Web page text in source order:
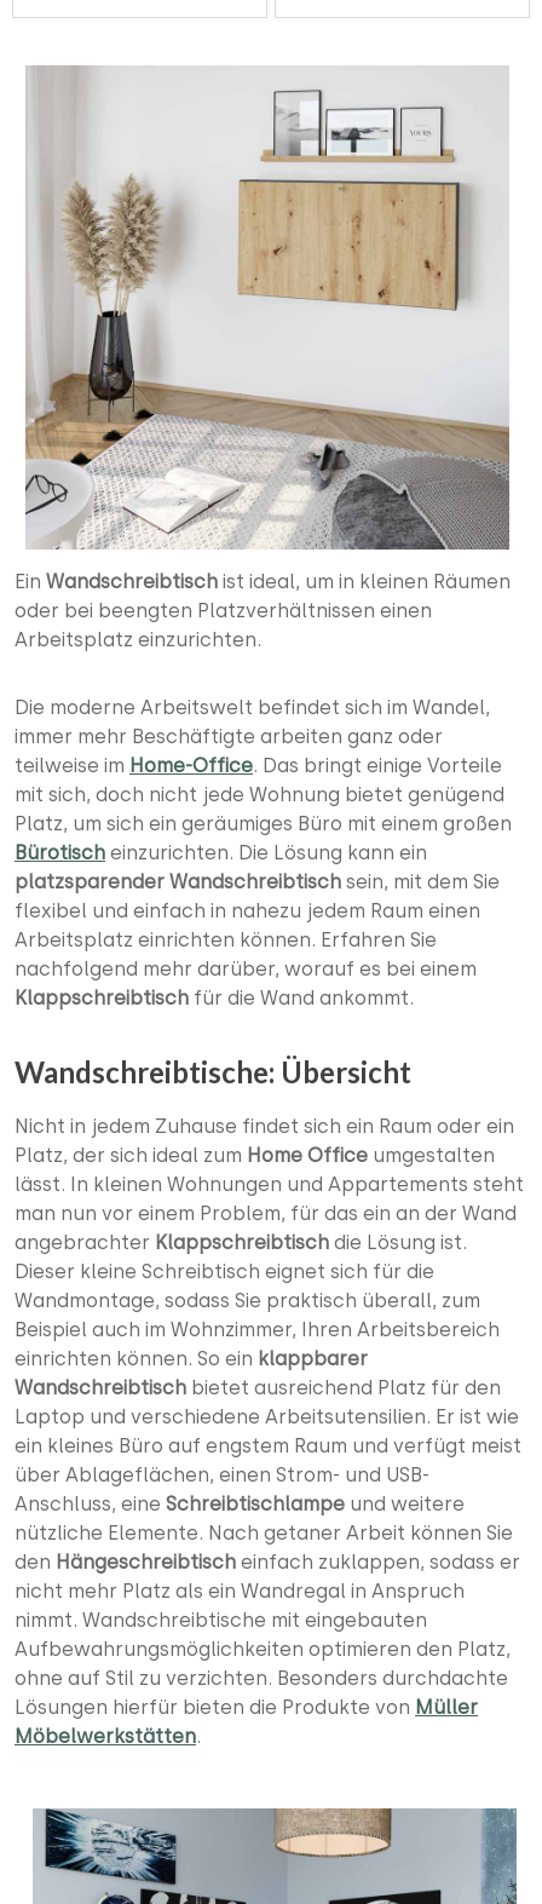
Ein Wandschreibtisch ist ideal, um in kleinen Räumen
oder bei beengten Platzverhältnissen einen
Arbeitsplatz einzurichten.
Die moderne Arbeitswelt befindet sich im Wandel,
immer mehr Beschäftigte arbeiten ganz oder
teilweise im Home-Office. Das bringt einige Vorteile
mit sich, doch nicht jede Wohnung bietet genügend
Platz, um sich ein geräumiges Büro mit einem großen
Bürotisch einzurichten. Die Lösung kann ein
platzsparender Wandschreibtisch sein, mit dem Sie
flexibel und einfach in nahezu jedem Raum einen
Arbeitsplatz einrichten können. Erfahren Sie
nachfolgend mehr darüber, worauf es bei einem
Klappschreibtisch für die Wand ankommt.
Wandschreibtische: Übersicht
Nicht in jedem Zuhause findet sich ein Raum oder ein
Platz, der sich ideal zum Home Office umgestalten
lässt. In kleinen Wohnungen und Appartements steht
man nun vor einem Problem, für das ein an der Wand
angebrachter Klappschreibtisch die Lösung ist.
Dieser kleine Schreibtisch eignet sich für die
Wandmontage, sodass Sie praktisch überall, zum
Beispiel auch im Wohnzimmer, Ihren Arbeitsbereich
einrichten können. So ein klappbarer
Wandschreibtisch bietet ausreichend Platz für den
Laptop und verschiedene Arbeitsutensilien. Er ist wie
ein kleines Büro auf engstem Raum und verfügt meist
über Ablageflächen, einen Strom- und USB-
Anschluss, eine Schreibtischlampe und weitere
nützliche Elemente. Nach getaner Arbeit können Sie
den Hängeschreibtisch einfach zuklappen, sodass er
nicht mehr Platz als ein Wandregal in Anspruch
nimmt. Wandschreibtische mit eingebauten
Aufbewahrungsmöglichkeiten optimieren den Platz,
ohne auf Stil zu verzichten. Besonders durchdachte
Lösungen hierfür bieten die Produkte von Müller
Möbelwerkstätten.